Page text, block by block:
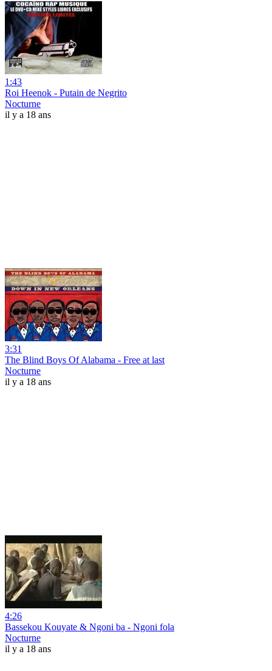
1:43
Roi Heenok - Putain de Negrito
Nocturne
il y a 18 ans
3:31
The Blind Boys Of Alabama - Free at last
Nocturne
il y a 18 ans
4:26
Bassekou Kouyate & Ngoni ba - Ngoni fola
Nocturne
il y a 18 ans